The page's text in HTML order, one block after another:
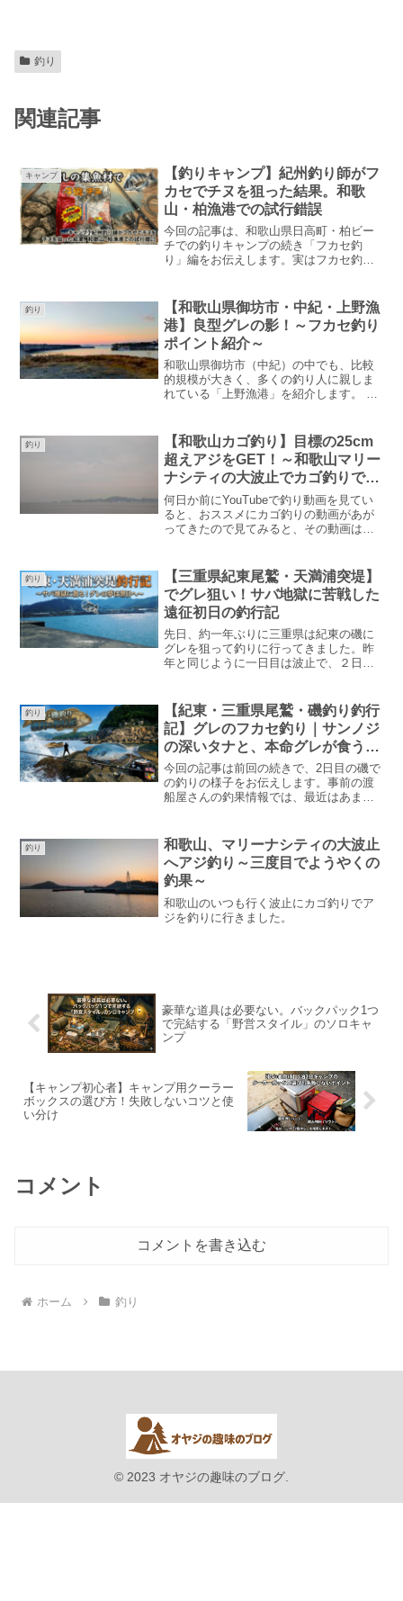
釣り
関連記事
キャンプ
【釣りキャンプ】紀州釣り師がフ
カセでチヌを狙った結果。和歌
山・柏漁港での試行錯誤
今回の記事は、和歌山県日高町・柏ビー
チでの釣りキャンプの続き「フカセ釣
り」編をお伝えします。実はフカセ釣り
択です。ですが、今回はフカセ釣りでチ
ヌを狙います。と言ってもグレを釣ると
きは普段からフカセ釣りをしていますの
で、自然な流れと言えば自然な流れで
す。
釣り
【和歌山県御坊市・中紀・上野漁
港】良型グレの影！～フカセ釣り
ポイント紹介～
和歌山県御坊市（中紀）の中でも、比較
的規模が大きく、多くの釣り人に親しま
れている「上野漁港」を紹介します。 私
なども含併せて紹介していきます。
釣り
【和歌山カゴ釣り】目標の25cm
超えアジをGET！～和歌山マリー
ナシティの大波止でカゴ釣りで狙
う良型アジ！
何日か前にYouTubeで釣り動画を見てい
ると、おススメにカゴ釣りの動画があが
ってきたので見てみると、その動画は私
のアジがよく釣れているみたいだったの
で、急遽釣行の予定を立てて行ってみる
ことにしました。アジ狙いのカゴ釣りは4
月にも行ったのですが、アジは１匹も釣
ることが出来ませんでした。更にその前
のアジ釣りは昨年の９月です。その時は
アジを４匹釣ることができたのですが、
サイズが小さく不完全燃焼な釣りでし
アジを釣った記憶が無いので、今回は
25cm以上のアジを釣ることを目標に行っ
てみたいと思います。
釣り
【三重県紀東尾鷲・天満浦突堤】
でグレ狙い！サバ地獄に苦戦した
遠征初日の釣行記
先日、約一年ぶりに三重県は紀東の磯に
グレを狙って釣りに行ってきました。昨
年と同じように一日目は波止で、２日目
になったのですが、今年はどうだったの
でしょうか。今回の記事では一日目の波
止での釣りの様子を画像中心にお届けし
ます。
釣り
【紀東・三重県尾鷲・磯釣り釣行
記】グレのフカセ釣り｜サンノジ
の深いタナと、本命グレが食う浅
いタナ
今回の記事は前回の続きで、2日目の磯で
の釣りの様子をお伝えします。事前の渡
船屋さんの釣果情報では、最近はあまり
らみます。結果はどうだったのでしょう
か。
釣り
和歌山、マリーナシティの大波止
へアジ釣り～三度目でようやくの
釣果～
和歌山のいつも行く波止にカゴ釣りでア
ジを釣りに行きました。
豪華な道具は必要ない。バックパック1つ
で完結する「野営スタイル」のソロキャ
ンプ
【キャンプ初心者】キャンプ用クーラー
ボックスの選び方！失敗しないコツと使
い分け
コメント
コメントを書き込む
ホーム 釣り
© 2023 オヤジの趣味のブログ.